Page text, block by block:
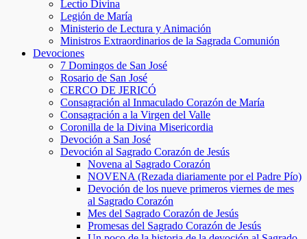
Lectio Divina
Legión de María
Ministerio de Lectura y Animación
Ministros Extraordinarios de la Sagrada Comunión
Devociones
7 Domingos de San José
Rosario de San José
CERCO DE JERICÓ
Consagración al Inmaculado Corazón de María
Consagración a la Virgen del Valle
Coronilla de la Divina Misericordia
Devoción a San José
Devoción al Sagrado Corazón de Jesús
Novena al Sagrado Corazón
NOVENA (Rezada diariamente por el Padre Pío)
Devoción de los nueve primeros viernes de mes
al Sagrado Corazón
Mes del Sagrado Corazón de Jesús
Promesas del Sagrado Corazón de Jesús